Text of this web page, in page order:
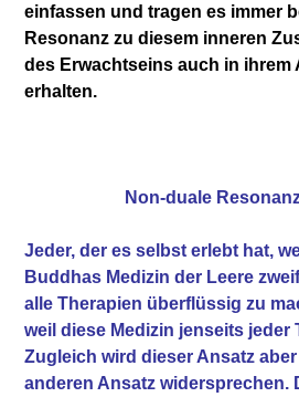
einfassen und tragen es immer
Resonanz zu diesem inneren
des Erwachtseins auch in ihrem
erhalten.
Non-duale
Jeder, der es selbst erlebt hat,
Buddhas Medizin der Leere
alle Therapien überflüssig zu
weil diese Medizin jenseits jeder
Zugleich wird dieser Ansatz
anderen Ansatz widersprechen.